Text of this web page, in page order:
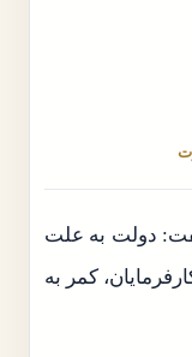
دولت به علت
کمر به